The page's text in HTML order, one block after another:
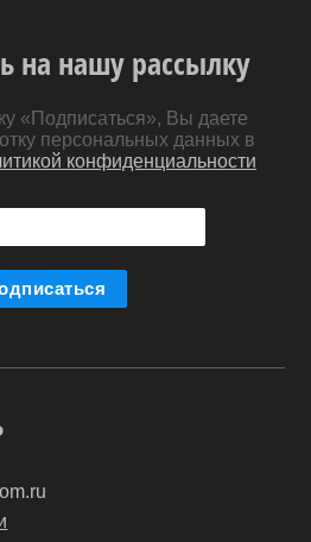
на нашу рассылку
«Подписаться», Вы даете
персональных данных в
конфиденциальности